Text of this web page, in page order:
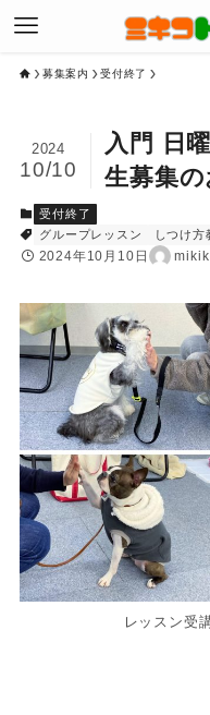
募集案内 受付終了
入門 日
生募集
2024
10/10
受付終了
グループレッスン
しつけ方
2024年10月10日
レッスン受